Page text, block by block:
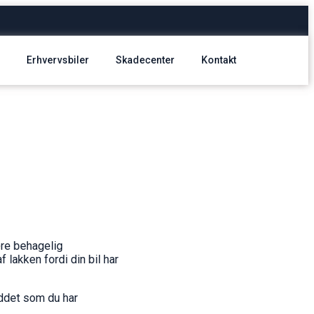
Erhvervsbiler Skadecenter Kontakt
behagelig
lakken fordi din bil har
som du har